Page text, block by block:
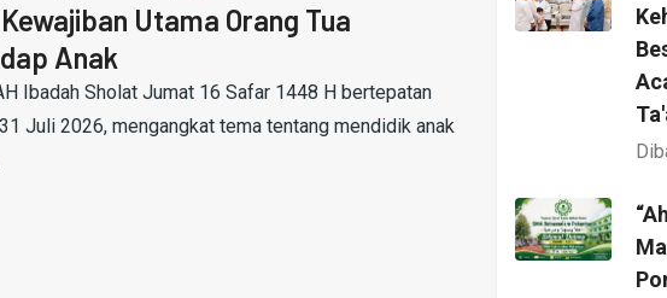
Utama Orang Tua
Anak
Ibadah Sholat Jumat 16 Safar 1448 H bertepatan
Juli 2026, mengangkat tema tentang mendidik anak